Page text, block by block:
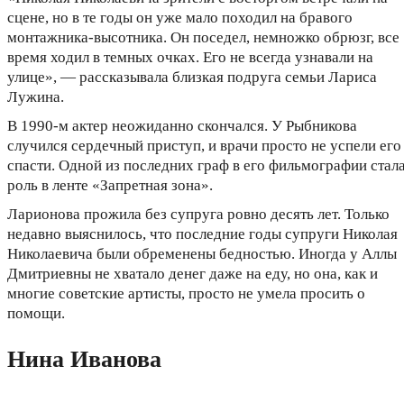
сцене, но в те годы он уже мало походил на бравого
монтажника-высотника. Он поседел, немножко обрюзг, все
время ходил в темных очках. Его не всегда узнавали на
улице», — рассказывала близкая подруга семьи Лариса
Лужина.
В 1990-м актер неожиданно скончался. У Рыбникова
случился сердечный приступ, и врачи просто не успели его
спасти. Одной из последних граф в его фильмографии
роль в ленте «Запретная зона».
Ларионова прожила без супруга ровно десять лет. Только
недавно выяснилось, что последние годы супруги Николая
Николаевича были обременены бедностью. Иногда у Аллы
Дмитриевны не хватало денег даже на еду, но она, как и
многие советские артисты, просто не умела просить о
помощи.
Нина Иванова